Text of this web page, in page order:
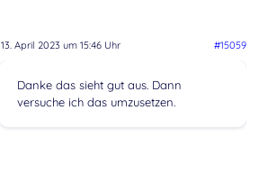
13. April 2023 um 15:46 Uhr #15059
Danke das sieht gut aus. Dann
versuche ich das umzusetzen.